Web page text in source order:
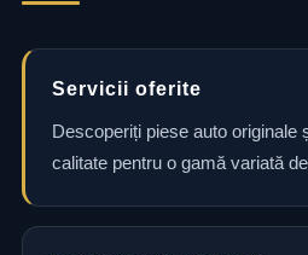
Servicii oferite
Descoperiți piese auto originale
calitate pentru o gamă variată